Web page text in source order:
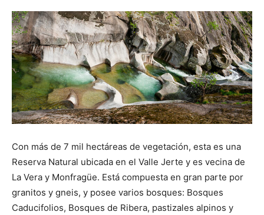
Con más de 7 mil hectáreas de vegetación, esta es una
Reserva Natural ubicada en el Valle Jerte y es vecina de
La Vera y Monfragüe. Está compuesta en gran parte por
granitos y gneis, y posee varios bosques: Bosques
Caducifolios, Bosques de Ribera, pastizales alpinos y